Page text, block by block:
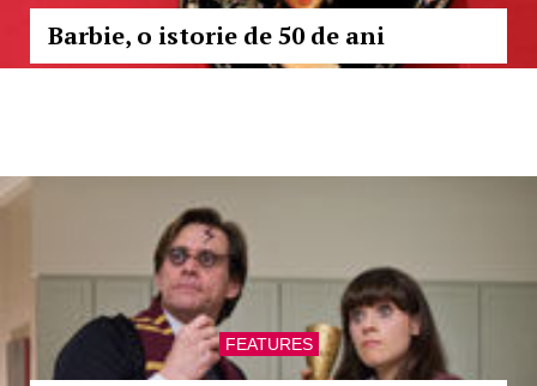
Barbie, o istorie de 50 de ani
FEATURES